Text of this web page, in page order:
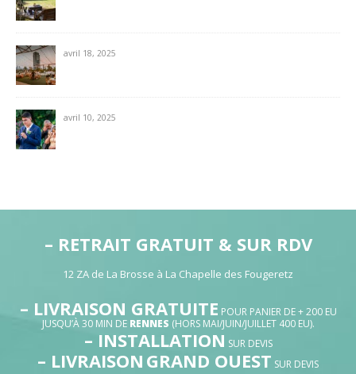
avril 18, 2025
avril 10, 2025
– RETRAIT GRATUIT & SUR RDV
12 ZA de La Brosse à La Chapelle des Fougeretz
– LIVRAISON GRATUITE POUR PANIER DE + 200 EU
JUSQU’À 30 MIN DE RENNES (HORS MAI/JUIN/JUILLET 400 EU).
– INSTALLATION SUR DEVIS
– LIVRAISON GRAND OUEST SUR DEVIS